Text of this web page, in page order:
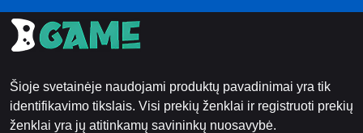
Šioje svetainėje naudojami produktų pavadinimai yra tik
identifikavimo tikslais. Visi prekių ženklai ir registruoti prekių
ženklai yra jų atitinkamų savininkų nuosavybė.